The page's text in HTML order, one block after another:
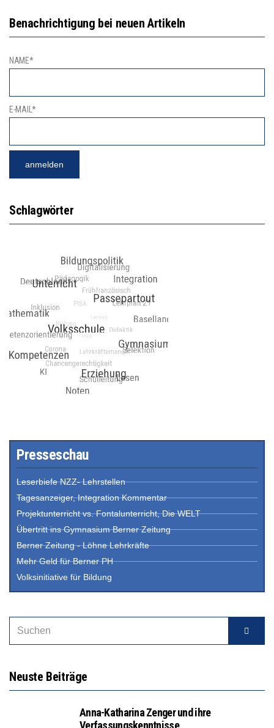
Benachrichtigung bei neuen Artikeln
NAME*
E-MAIL*
Schlagwörter
Presseschau
Leserbiefe NZZ- Lehrstellen
Tagesanzeiger, Integration Kommentar
Projektunterricht vs. Fontalunterricht, Die WELT
Übertritt ins Gymnasium Berner Zeitung
Berner Zeitung - Löhne Lehrkräfte
Mehr Geld für Berner PH
Volksinitiative für Bildung
Neuste Beiträge
Anna-Katharina Zenger und ihre